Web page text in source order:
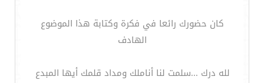
كان حضورك رائعا في فكرة وكتابة هذا الموضوع
الهادف
لله درك ...سلمت لنا أناملك ومداد قلمك أيها المبدع